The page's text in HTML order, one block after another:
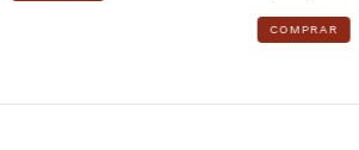
COMPRAR